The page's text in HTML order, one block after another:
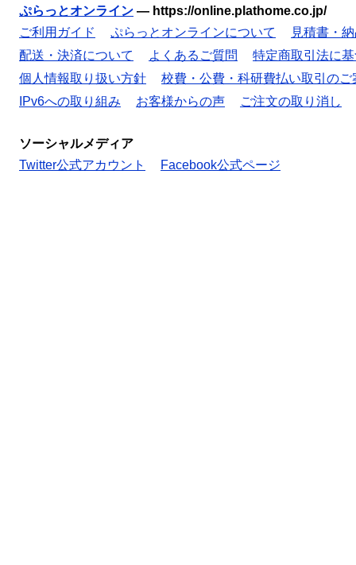
ぷらっとオンライン — https://online.plathome.co.jp/
ご利用ガイド
ぷらっとオンラインについて
見積書・
配送・決済について
よくあるご質問
特定商取引法に
個人情報取り扱い方針
校費・公費・科研費払い取引のご
IPv6への取り組み
お客様からの声 ご注文の取り消し
ソーシャルメディア
Twitter公式アカウント
Facebook公式ページ